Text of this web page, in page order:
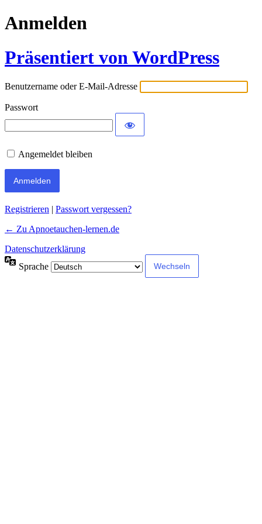
Anmelden
Präsentiert von WordPress
Benutzername oder E-Mail-Adresse
Passwort
Angemeldet bleiben
Registrieren | Passwort vergessen?
← Zu Apnoetauchen-lernen.de
Datenschutzerklärung
Sprache